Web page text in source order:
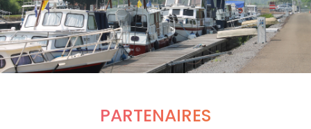
PARTENAIRES